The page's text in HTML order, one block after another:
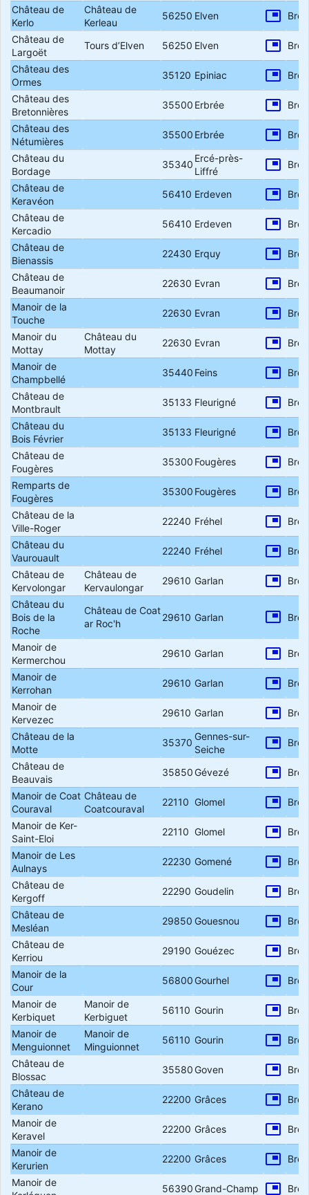
Château de
Kerlo
Château de
Kerleau
56250 Elven picture_in_picture
Château de
Largoët
Tours d’Elven 56250 Elven picture_in_picture
Château des
Ormes
35120 Epiniac picture_in_picture
Château des
Bretonnières
35500 Erbrée picture_in_picture
Château des
Nétumières
35500 Erbrée picture_in_picture
Château du
Bordage
35340
Ercé-près-
Liffré
picture_in_picture
Château de
Keravéon
56410 Erdeven picture_in_picture
Château de
Kercadio
56410 Erdeven picture_in_picture
Château de
Bienassis
22430 Erquy picture_in_picture
Château de
Beaumanoir
22630 Evran picture_in_picture
Manoir de la
Touche
22630 Evran picture_in_picture
Manoir du
Mottay
Château du
Mottay
22630 Evran picture_in_picture
Manoir de
Champbellé
35440 Feins picture_in_picture
Château de
Montbrault
35133 Fleurigné picture_in_picture
Château du
Bois Février
35133 Fleurigné picture_in_picture
Château de
Fougères
35300 Fougères picture_in_picture
Remparts de
Fougères
35300 Fougères picture_in_picture
Château de la
Ville-Roger
22240 Fréhel picture_in_picture
Château du
Vaurouault
22240 Fréhel picture_in_picture
Château de
Kervolongar
Château de
Kervaulongar
29610 Garlan picture_in_picture
Château du
Bois de la
Roche
Château de Coat
ar Roc'h
29610 Garlan picture_in_picture
Manoir de
Kermerchou
29610 Garlan picture_in_picture
Manoir de
Kerrohan
29610 Garlan picture_in_picture
Manoir de
Kervezec
29610 Garlan picture_in_picture
Château de la
Motte
35370
Gennes-sur-
Seiche
picture_in_picture
Château de
Beauvais
35850Gévezé picture_in_picture
Manoir de Coat
Couraval
Château de
Coatcouraval
22110 Glomel picture_in_picture
Manoir de Ker-
Saint-Eloi
22110 Glomel picture_in_picture
Manoir de Les
Aulnays
22230 Gomené picture_in_picture
Château de
Kergoff
22290 Goudelin picture_in_picture
Château de
Mesléan
29850 Gouesnou picture_in_picture
Château de
Kerriou
29190 Gouézec picture_in_picture
Manoir de la
Cour
56800Gourhel picture_in_picture
Manoir de
Kerbiquet
Manoir de
Kerbiguet
56110 Gourin picture_in_picture
Manoir de
Menguionnet
Manoir de
Minguionnet
56110 Gourin picture_in_picture
Château de
Blossac
35580Goven picture_in_picture
Château de
Kerano
22200 Grâces picture_in_picture
Manoir de
Keravel
22200 Grâces picture_in_picture
Manoir de
Kerurien
22200 Grâces picture_in_picture
Manoir de
56390Grand-Champ picture_in_picture